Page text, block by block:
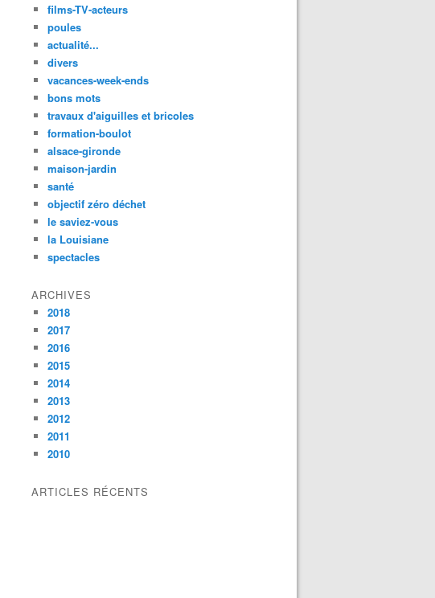
films-TV-acteurs
poules
actualité...
divers
vacances-week-ends
bons mots
travaux d'aiguilles et bricoles
formation-boulot
alsace-gironde
maison-jardin
santé
objectif zéro déchet
le saviez-vous
la Louisiane
spectacles
ARCHIVES
2018
2017
2016
2015
2014
2013
2012
2011
2010
ARTICLES RÉCENTS